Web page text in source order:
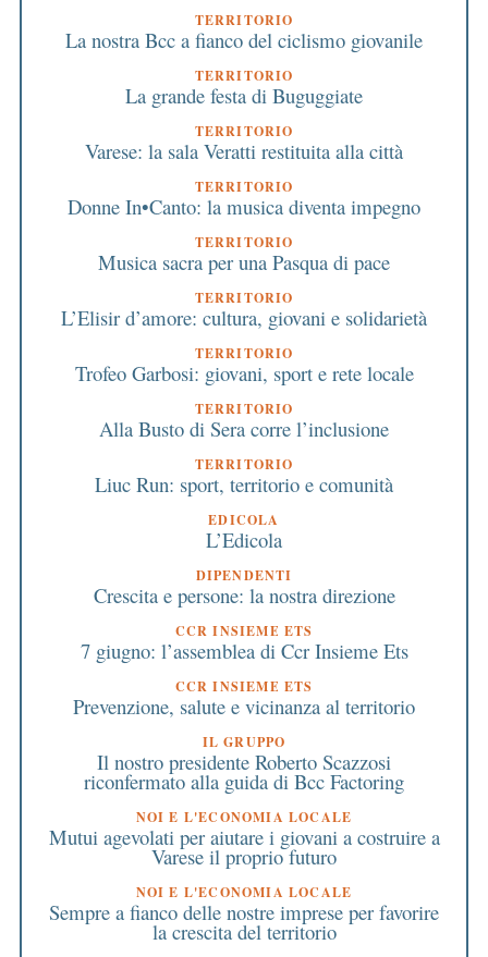
TERRITORIO
La nostra Bcc a fianco del ciclismo giovanile
TERRITORIO
La grande festa di Buguggiate
TERRITORIO
Varese: la sala Veratti restituita alla città
TERRITORIO
Donne In•Canto: la musica diventa impegno
TERRITORIO
Musica sacra per una Pasqua di pace
TERRITORIO
L’Elisir d’amore: cultura, giovani e solidarietà
TERRITORIO
Trofeo Garbosi: giovani, sport e rete locale
TERRITORIO
Alla Busto di Sera corre l’inclusione
TERRITORIO
Liuc Run: sport, territorio e comunità
EDICOLA
L’Edicola
DIPENDENTI
Crescita e persone: la nostra direzione
CCR INSIEME ETS
7 giugno: l’assemblea di Ccr Insieme Ets
CCR INSIEME ETS
Prevenzione, salute e vicinanza al territorio
IL GRUPPO
Il nostro presidente Roberto Scazzosi
riconfermato alla guida di Bcc Factoring
NOI E L'ECONOMIA LOCALE
Mutui agevolati per aiutare i giovani a costruire a
Varese il proprio futuro
NOI E L'ECONOMIA LOCALE
Sempre a fianco delle nostre imprese per favorire
la crescita del territorio